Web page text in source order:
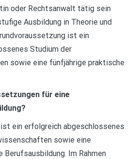
oder Rechtsanwalt tätig sein
Ausbildung in Theorie und
ist ein
Studium der
sowie eine fünfjährige praktische
für eine
ein erfolgreich abgeschlossenes
sowie eine
Im Rahmen